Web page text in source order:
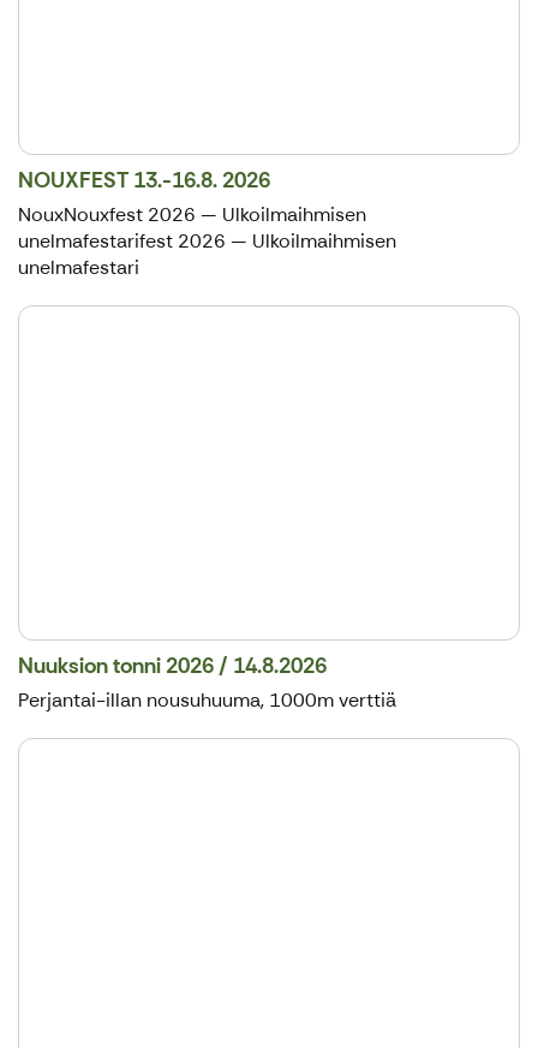
NOUXFEST 13.-16.8. 2026
NouxNouxfest 2026 — Ulkoilmaihmisen
unelmafestarifest 2026 — Ulkoilmaihmisen
unelmafestari
Nuuksion tonni 2026 / 14.8.2026
Perjantai-illan nousuhuuma, 1000m verttiä